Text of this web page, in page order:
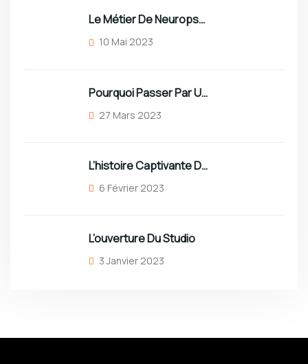
Le Métier De Neuropsychologue Sous Toutes Ses Coutures !
10 Mai 2023
Pourquoi Passer Par Un Studio Professionnel ?
27 Mars 2023
L’histoire Captivante Du Roi Vaval
6 Février 2023
L’ouverture Du Studio
3 Janvier 2023